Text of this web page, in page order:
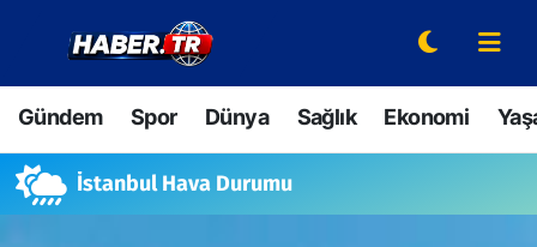
Gündem Spor Dünya Sağlık Ekonomi
İstanbul Hava Durumu
Gündem
Spor
Dünya
Hava Durumu
Trafik Durumu
Süper Lig Puan Durumu ve Fikstür